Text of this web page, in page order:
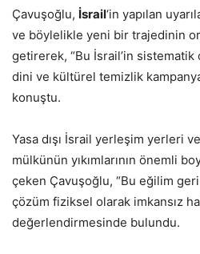
Çavuşoğlu, İsrail‘in yapılan
ve böylelikle yeni bir trajedinin
getirerek, “Bu İsrail’in
dini ve kültürel temizlik
konuştu.
Yasa dışı İsrail yerleşim yerleri ve
mülkünün yıkımlarının önemli
çeken Çavuşoğlu, “Bu eğilim
çözüm fiziksel olarak imkansız
değerlendirmesinde bulundu.